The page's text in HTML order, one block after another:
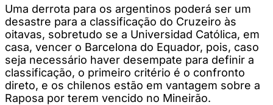
Uma derrota para os argentinos poderá ser um
desastre para a classificação do Cruzeiro às
oitavas, sobretudo se a Universidad Católica, em
casa, vencer o Barcelona do Equador, pois, caso
seja necessário haver desempate para definir a
classificação, o primeiro critério é o confronto
direto, e os chilenos estão em vantagem sobre a
Raposa por terem vencido no Mineirão.